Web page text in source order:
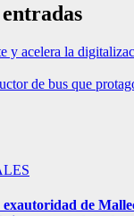
y acelera la
de bus que
de